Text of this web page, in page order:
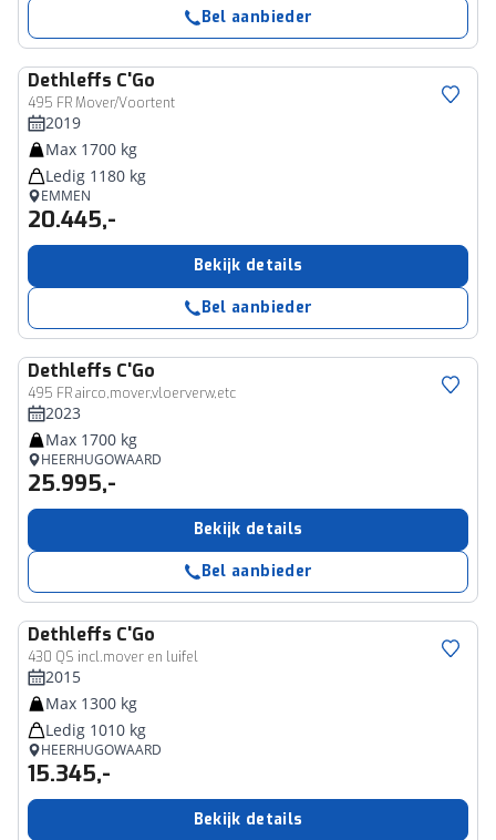
Bel aanbieder
Dethleffs C'Go
495 FR Mover/Voortent
2019
Max 1700 kg
Ledig 1180 kg
EMMEN
20.445,-
Bekijk details
Bel aanbieder
Dethleffs C'Go
495 FR airco,mover,vloerverw,etc
2023
Max 1700 kg
HEERHUGOWAARD
25.995,-
Bekijk details
Bel aanbieder
Dethleffs C'Go
430 QS incl.mover en luifel
2015
Max 1300 kg
Ledig 1010 kg
HEERHUGOWAARD
15.345,-
Bekijk details